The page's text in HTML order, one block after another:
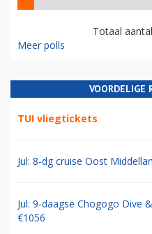
Totaal
Meer polls
VOORDELIGE
TUI vliegtickets
Jul: 8-dg cruise Oost
Jul: 9-daagse Chogogo Dive
€1056